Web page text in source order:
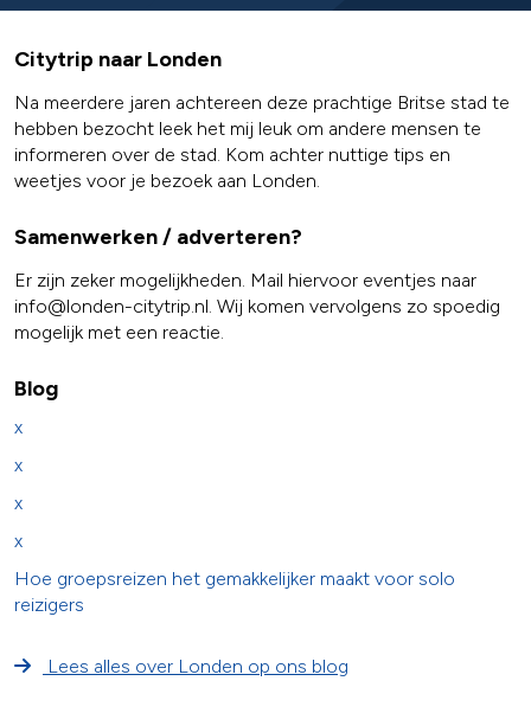
Citytrip naar Londen
Na meerdere jaren achtereen deze prachtige Britse stad te
hebben bezocht leek het mij leuk om andere mensen te
informeren over de stad. Kom achter nuttige tips en
weetjes voor je bezoek aan Londen.
Samenwerken / adverteren?
Er zijn zeker mogelijkheden. Mail hiervoor eventjes naar
info@londen-citytrip.nl. Wij komen vervolgens zo spoedig
mogelijk met een reactie.
Blog
x
x
x
x
Hoe groepsreizen het gemakkelijker maakt voor solo
reizigers
Lees alles over Londen op ons blog